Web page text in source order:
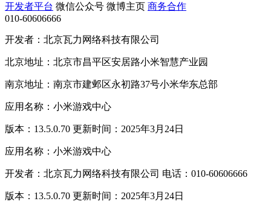
开发者平台 微信公众号 微博主页 商务合作
010-60606666
开发者：北京瓦力网络科技有限公司
北京地址：北京市昌平区安居路小米智慧产业园
南京地址：南京市建邺区永初路37号小米华东总部
应用名称：小米游戏中心
版本：13.5.0.70 更新时间：2025年3月24日
应用名称：小米游戏中心
开发者：北京瓦力网络科技有限公司 电话：010-60606666
版本：13.5.0.70 更新时间：2025年3月24日